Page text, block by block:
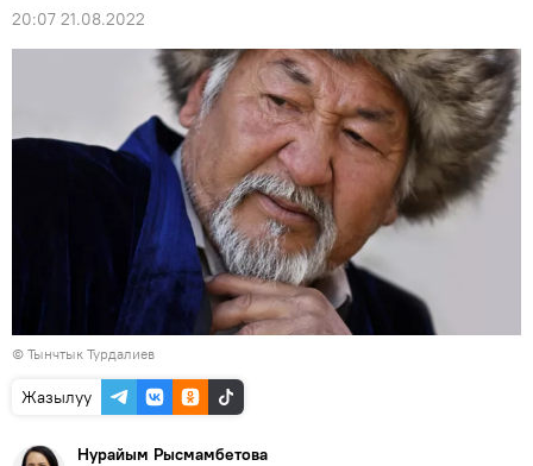
20:07 21.08.2022
© Тынчтык Турдалиев
Жазылуу
Нурайым Рысмамбетова